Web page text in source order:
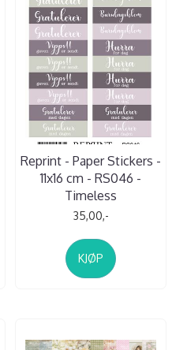
Reprint - Paper Stickers -
11x16 cm - RS046 -
Timeless
35,00,-
KJØP